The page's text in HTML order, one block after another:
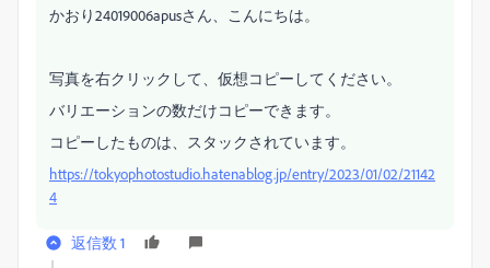
かおり24019006apusさん、こんにちは。
写真を右クリックして、仮想コピーしてください。
バリエーションの数だけコピーできます。
コピーしたものは、スタックされています。
https://tokyophotostudio.hatenablog.jp/entry/2023/01/02/21142
4
返信数 1